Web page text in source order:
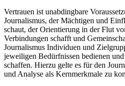
Vertrauen ist unabdingbare
Journalismus, der Mächtigen und
schaut, der Orientierung in der Flut
Verbindungen schafft und
Journalismus Individuen und
jeweiligen Bedürfnissen bedienen
schaffen. Hierzu gelte es für den
und Analyse als Kernmerkmale zu